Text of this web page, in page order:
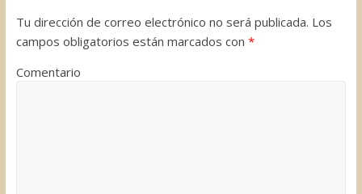
t
r
Tu dirección de correo electrónico no será publicada. Los
campos obligatorios están marcados con *
Comentario